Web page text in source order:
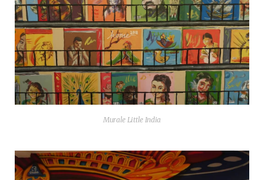
Mura­le Lit­tle India